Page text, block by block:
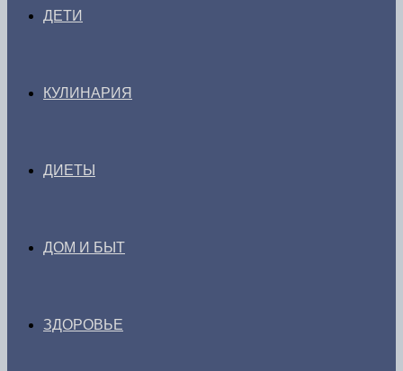
ДЕТИ
КУЛИНАРИЯ
ДИЕТЫ
ДОМ И БЫТ
ЗДОРОВЬЕ